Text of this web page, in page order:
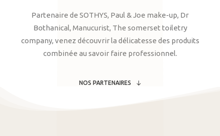
Partenaire de SOTHYS, Paul & Joe make-up, Dr
Bothanical, Manucurist, The somerset toiletry
company, venez découvrir la délicatesse des produits
combinée au savoir faire professionnel.
NOS PARTENAIRES